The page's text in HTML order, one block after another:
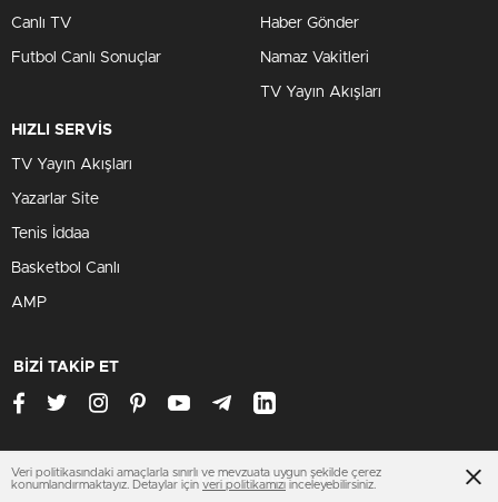
Canlı TV
Futbol Canlı Sonuçlar
Haber Gönder
Namaz Vakitleri
TV Yayın Akışları
HIZLI SERVİS
TV Yayın Akışları
Yazarlar Site
Tenis İddaa
Basketbol Canlı
AMP
BİZİ TAKİP ET
www.zenginsitesi.com
Veri politikasındaki amaçlarla sınırlı ve mevzuata uygun şekilde çerez
konumlandırmaktayız. Detaylar için veri politikamızı inceleyebilirsiniz.